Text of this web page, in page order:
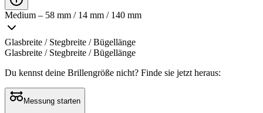
Medium – 58 mm / 14 mm / 140 mm
Glasbreite / Stegbreite / Bügellänge
Glasbreite / Stegbreite / Bügellänge
Du kennst deine Brillengröße nicht? Finde sie jetzt heraus:
Messung starten